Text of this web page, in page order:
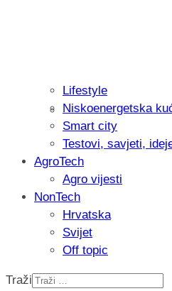
Isprobali smo:
Lifestyle
Niskoenergetska
Smart city
Testovi, savjeti,
AgroTech
Agro vijesti
NonTech
Hrvatska
Svijet
Off topic
Traži